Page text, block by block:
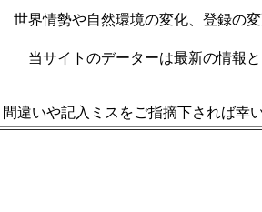
界情勢や自然環境の変化、登録の変
トのデーターは最新の情報とは食
違いや記入ミスをご指摘下されば幸